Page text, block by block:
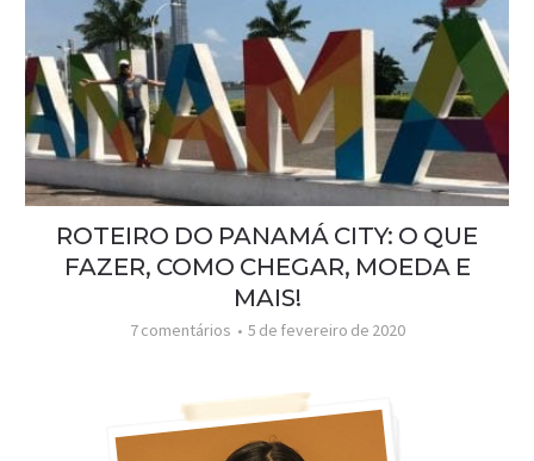
ROTEIRO DO PANAMÁ CITY: O QUE
FAZER, COMO CHEGAR, MOEDA E
MAIS!
7 comentários 5 de fevereiro de 2020